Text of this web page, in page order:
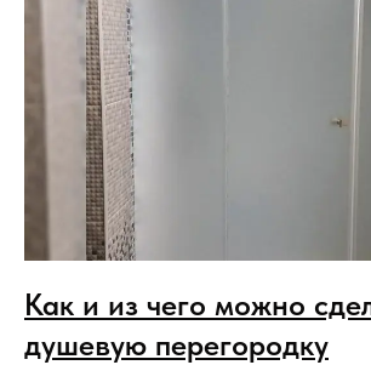
Как и из чего можно
душевую перегородку